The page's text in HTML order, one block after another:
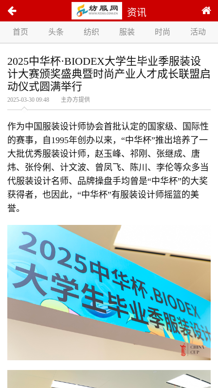
资讯
首页 头条 纺织 服装 时尚 活动
2025中华杯·BIODEX大学生毕业季服装设
计大赛颁奖盛典暨时尚产业人才成长联盟启
动仪式圆满举行
2025-03-30 09:48 主办方提供
作为中国服装设计师协会首批认定的国家级、国际性
的赛事，自1995年创办以来，“中华杯”推出培养了一
大批优秀服装设计师，赵玉峰、祁刚、张继成、唐
炜、张伶俐、计文波、曾凤飞、陈川、李伦等众多当
代服装设计名师、品牌操盘手均曾是“中华杯”的大奖
获得者，也因此，“中华杯”有服装设计师摇篮的美
誉。